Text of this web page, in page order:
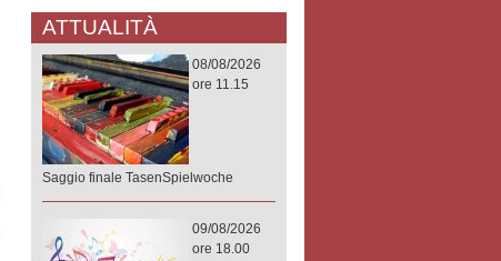
ATTUALITÀ
08/08/2026
ore 11.15
Saggio finale TasenSpielwoche
09/08/2026
ore 18.00